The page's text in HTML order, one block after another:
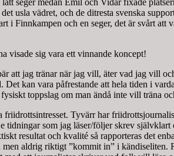
seger medan Emil och Vidar fixade
usla vädret, och de ditresta svenska
Finnkampen och en seger, det är svårt att
visade sig vara ett vinnande koncept!
att jag tränar när jag vill, äter vad jag vill
kan vara påfrestande att hela tiden i
toppslag om man ändå inte vill träna
Tyvärr har
som jag läser/följer skrev
resultat och kvalité så rapporteras det
aldrig riktigt ”kommit in” i